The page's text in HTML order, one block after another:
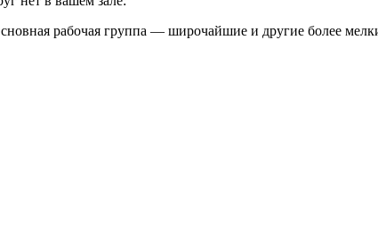
рабочая группа — широчайшие и другие более